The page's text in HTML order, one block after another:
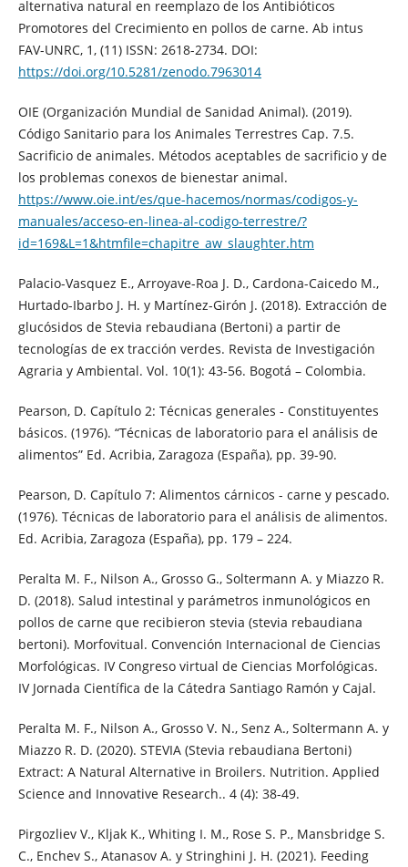
alternativa natural en reemplazo de los Antibióticos
Promotores del Crecimiento en pollos de carne. Ab intus
FAV-UNRC, 1, (11) ISSN: 2618-2734. DOI:
https://doi.org/10.5281/zenodo.7963014
OIE (Organización Mundial de Sanidad Animal). (2019).
Código Sanitario para los Animales Terrestres Cap. 7.5.
Sacrificio de animales. Métodos aceptables de sacrificio y de
los problemas conexos de bienestar animal.
https://www.oie.int/es/que-hacemos/normas/codigos-y-
manuales/acceso-en-linea-al-codigo-terrestre/?
id=169&L=1&htmfile=chapitre_aw_slaughter.htm
Palacio-Vasquez E., Arroyave-Roa J. D., Cardona-Caicedo M.,
Hurtado-Ibarbo J. H. y Martínez-Girón J. (2018). Extracción de
glucósidos de Stevia rebaudiana (Bertoni) a partir de
tecnologías de ex tracción verdes. Revista de Investigación
Agraria y Ambiental. Vol. 10(1): 43-56. Bogotá – Colombia.
Pearson, D. Capítulo 2: Técnicas generales - Constituyentes
básicos. (1976). “Técnicas de laboratorio para el análisis de
alimentos” Ed. Acribia, Zaragoza (España), pp. 39-90.
Pearson, D. Capítulo 7: Alimentos cárnicos - carne y pescado.
(1976). Técnicas de laboratorio para el análisis de alimentos.
Ed. Acribia, Zaragoza (España), pp. 179 – 224.
Peralta M. F., Nilson A., Grosso G., Soltermann A. y Miazzo R.
D. (2018). Salud intestinal y parámetros inmunológicos en
pollos de carne que recibieron stevia (stevia rebaudiana
bertoni). Morfovitual. Convención Internacional de Ciencias
Morfológicas. IV Congreso virtual de Ciencias Morfológicas.
IV Jornada Científica de la Cátedra Santiago Ramón y Cajal.
Peralta M. F., Nilson A., Grosso V. N., Senz A., Soltermann A. y
Miazzo R. D. (2020). STEVIA (Stevia rebaudiana Bertoni)
Extract: A Natural Alternative in Broilers. Nutrition. Applied
Science and Innovative Research.. 4 (4): 38-49.
Pirgozliev V., Kljak K., Whiting I. M., Rose S. P., Mansbridge S.
C., Enchev S., Atanasov A. y Stringhini J. H. (2021). Feeding